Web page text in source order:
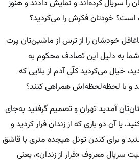
را سریال کرده‌اند و نمایش دادند و هنوز
خودتان فکرش را می‌کردید؟
خودشان را از ترس از ماشین‌تان پرت
به دلیل این تصادف محکوم به
خیال می‌کردید کلّی آدم از بلایی که
و با لحظه‌لحظه‌اش همراهی کنند؟
آمدید تهران و تصمیم گرفتید به‌جای
یا آن دو باری که از زندان فرار کردید و
و برای کندن تونل هیجده متری با قاشق
معروف «فرار از زندان»، یعنی